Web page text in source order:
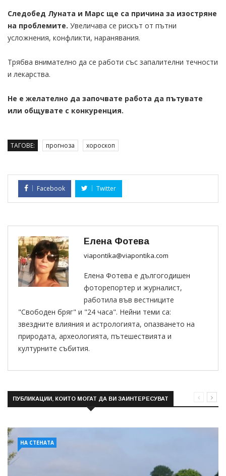
Следобед Луната и Марс ще са причина за изостряне
на проблемите. Увеличава се рискът от пътни
усложнения, конфликти, наранявания.
Трябва внимателно да се работи със запалителни течности
и лекарства.
Не е желателно да започвате работа да пътувате
или общувате с конкуренция.
ТАГОВЕ: прогноза хороскоп
Facebook Twitter
Елена Фотева
viapontika@viapontika.com
Елена Фотева е дългогодишен
фоторепортер и журналист,
работила във вестниците
"Свободен бряг" и "24 часа". Нейни теми са:
звездните влияния и астрологията, опазването на
природата, археологията, пътешествията и
културните събития.
ПУБЛИКАЦИИ, КОИТО МОГАТ ДА ВИ ЗАИНТЕРЕСУВАТ
НА СТЕНАТА